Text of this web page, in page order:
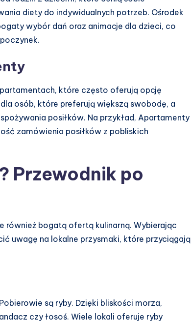
diety do indywidualnych potrzeb. Ośrodek
wybór dań oraz animacje dla dzieci, co
które często oferują opcję
osób, które preferują większą swobodę, a
posiłków. Na przykład, Apartamenty
zamówienia posiłków z pobliskich
Przewodnik po
również bogatą ofertą kulinarną. Wybierając
uwagę na lokalne przysmaki, które przyciągają
są ryby. Dzięki bliskości morza,
czy łosoś. Wiele lokali oferuje ryby